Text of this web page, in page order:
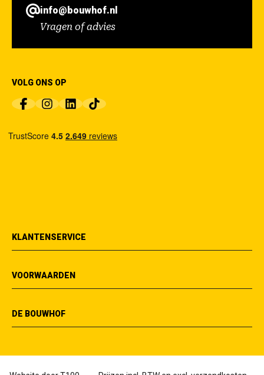
info@bouwhof.nl
Vragen of advies
VOLG ONS OP
KLANTENSERVICE
VOORWAARDEN
DE BOUWHOF